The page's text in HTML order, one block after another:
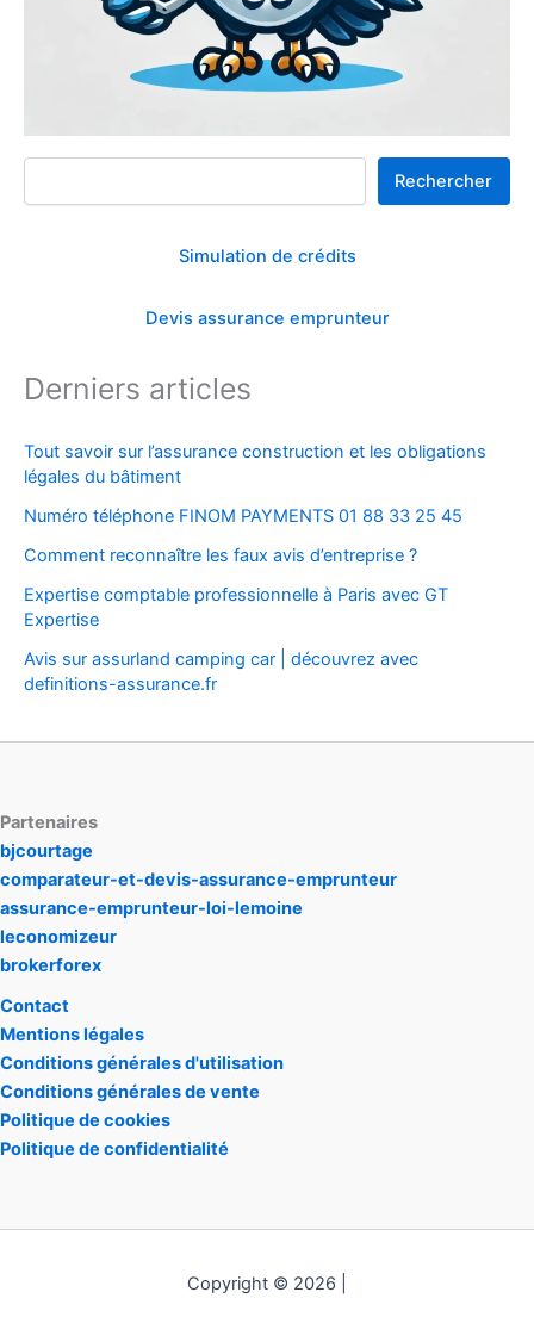
Rechercher
Rechercher
Simulation de crédits
Devis assurance emprunteur
Derniers articles
Tout savoir sur l’assurance construction et les obligations
légales du bâtiment
Numéro téléphone FINOM PAYMENTS 01 88 33 25 45
Comment reconnaître les faux avis d’entreprise ?
Expertise comptable professionnelle à Paris avec GT
Expertise
Avis sur assurland camping car | découvrez avec
definitions-assurance.fr
Partenaires
bjcourtage
comparateur-et-devis-assurance-emprunteur
assurance-emprunteur-loi-lemoine
leconomizeur
brokerforex
Contact
Mentions légales
Conditions générales d'utilisation
Conditions générales de vente
Politique de cookies
Politique de confidentialité
Copyright © 2026 |